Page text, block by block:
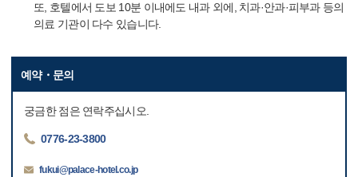
또, 호텔에서 도보 10분 이내에도 내과 외에, 치과·안과·피부과 등의
의료 기관이 다수 있습니다.
예약・문의
궁금한 점은 연락주십시오.
0776-23-3800
fukui@palace-hotel.co.jp